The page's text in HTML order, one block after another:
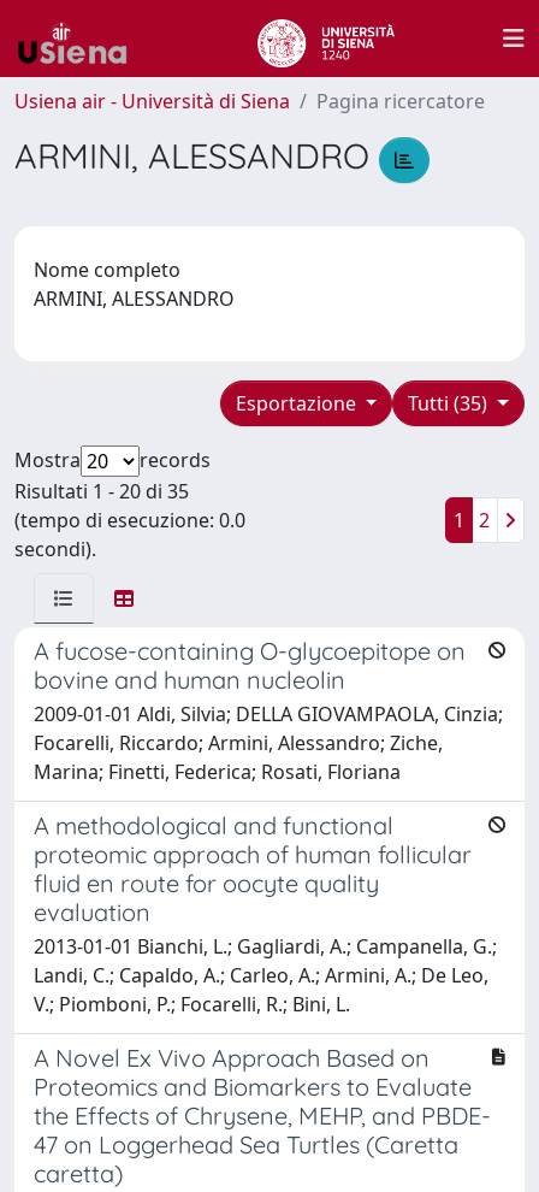
Usiena air - Università di Siena Pagina ricercatore
ARMINI, ALESSANDRO
Nome completo
ARMINI, ALESSANDRO
Tutti (35)
Esportazione
Mostra
records
Risultati 1 - 20 di 35
(tempo di esecuzione: 0.0
secondi).
1 2
A fucose-containing O-glycoepitope on
bovine and human nucleolin
2009-01-01 Aldi, Silvia; DELLA GIOVAMPAOLA, Cinzia;
Focarelli, Riccardo; Armini, Alessandro; Ziche,
Marina; Finetti, Federica; Rosati, Floriana
A methodological and functional
proteomic approach of human follicular
fluid en route for oocyte quality
evaluation
2013-01-01 Bianchi, L.; Gagliardi, A.; Campanella, G.;
Landi, C.; Capaldo, A.; Carleo, A.; Armini, A.; De Leo,
V.; Piomboni, P.; Focarelli, R.; Bini, L.
A Novel Ex Vivo Approach Based on
Proteomics and Biomarkers to Evaluate
the Effects of Chrysene, MEHP, and PBDE-
47 on Loggerhead Sea Turtles (Caretta
caretta)